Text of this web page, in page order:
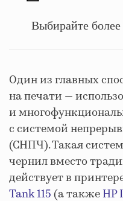
Выбирайте
Один из главных
на печати —
и
с системой
(СНПЧ). Такая
чернил вместо
действует в
Tank 115(а такжеHP